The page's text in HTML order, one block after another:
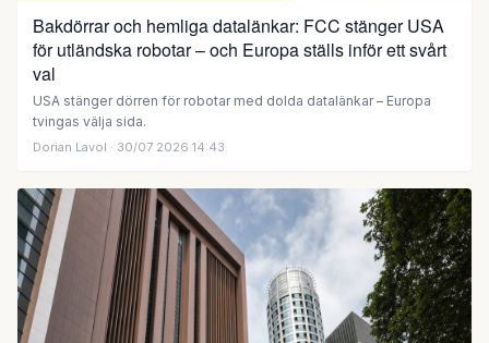
Bakdörrar och hemliga datalänkar: FCC stänger USA
för utländska robotar – och Europa ställs inför ett svårt
val
USA stänger dörren för robotar med dolda datalänkar – Europa
tvingas välja sida.
Dorian Lavol · 30/07 2026 14:43